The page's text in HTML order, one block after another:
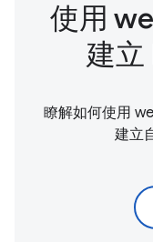
使用
建立
瞭解如何使用
建立